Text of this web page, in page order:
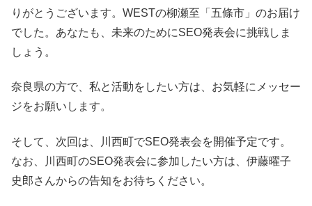
りがとうございます。WESTの柳瀬至「五條市」のお届け
でした。あなたも、未来のためにSEO発表会に挑戦しま
しょう。
奈良県の方で、私と活動をしたい方は、お気軽にメッセー
ジをお願いします。
そして、次回は、川西町でSEO発表会を開催予定です。
なお、川西町のSEO発表会に参加したい方は、伊藤曜子
史郎さんからの告知をお待ちください。